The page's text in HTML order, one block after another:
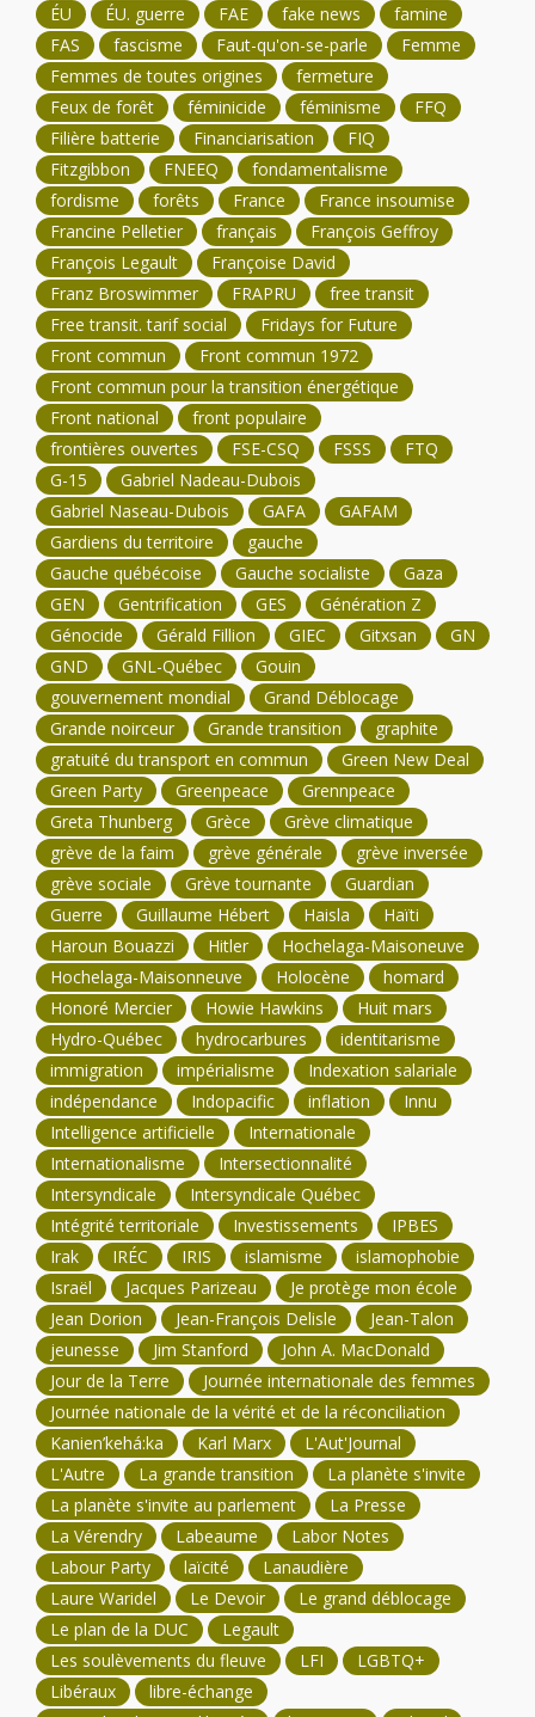
ÉU
ÉU. guerre FAE fake news
famine
FAS
fascisme Faut-qu'on-se-parle
Femme
Femmes de toutes origines
fermeture
Feux de forêt
féminicide féminisme
FFQ
Filière batterie
Financiarisation
FIQ
Fitzgibbon
FNEEQ
fondamentalisme
fordisme
forêts France
France insoumise
Francine Pelletier
français
François Geffroy
François Legault
Françoise David
Franz Broswimmer
FRAPRU
free transit
Free transit. tarif social
Fridays for Future
Front commun
Front commun 1972
Front commun pour la transition énergétique
Front national
front populaire
frontières ouvertes
FSE-CSQ FSSS
FTQ
G-15
Gabriel Nadeau-Dubois
Gabriel Naseau-Dubois
GAFA
GAFAM
Gardiens du territoire
gauche
Gauche québécoise
Gauche socialiste
Gaza
GEN
Gentrification GES
Génération Z
Génocide
Gérald Fillion GIEC Gitxsan
GN
GND
GNL-Québec
Gouin
gouvernement mondial
Grand Déblocage
Grande noirceur
Grande transition
graphite
gratuité du transport en commun
Green New Deal
Green Party
Greenpeace
Grennpeace
Greta Thunberg
Grèce
Grève climatique
grève de la faim
grève générale
grève inversée
grève sociale
Grève tournante
Guardian
Guerre
Guillaume Hébert Haisla
Haïti
Haroun Bouazzi
Hitler
Hochelaga-Maisoneuve
Hochelaga-Maisonneuve
Holocène
homard
Honoré Mercier
Howie Hawkins
Huit mars
Hydro-Québec
hydrocarbures
identitarisme
immigration
impérialisme
Indexation salariale
indépendance
Indopacific inflation
Innu
Intelligence artificielle
Internationale
Internationalisme
Intersectionnalité
Intersyndicale
Intersyndicale Québec
Intégrité territoriale
Investissements
IPBES
Irak
IRÉC IRIS islamisme
islamophobie
Israël
Jacques Parizeau
Je protège mon école
Jean Dorion
Jean-François Delisle
Jean-Talon
jeunesse
Jim Stanford
John A. MacDonald
Jour de la Terre
Journée internationale des femmes
Journée nationale de la vérité et de la réconciliation
Kanien’kehá:ka
Karl Marx
L'Aut'Journal
L'Autre
La grande transition
La planète s'invite
La planète s'invite au parlement
La Presse
La Vérendry
Labeaume
Labor Notes
Labour Party
laïcité
Lanaudière
Laure Waridel
Le Devoir
Le grand déblocage
Le plan de la DUC
Legault
Les soulèvements du fleuve
LFI
LGBTQ+
Libéraux
libre-échange